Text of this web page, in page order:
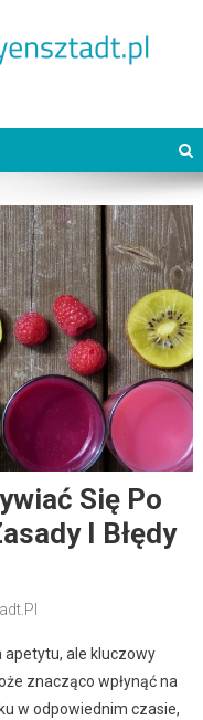
Się Po
I Błędy
ale kluczowy
znacząco wpłynąć na
w odpowiednim czasie,